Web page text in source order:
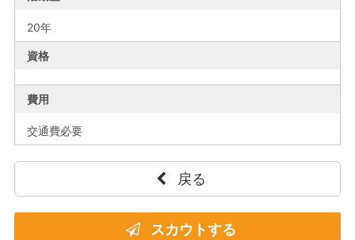
20年
資格
費用
交通費必要
戻る
スカウトする